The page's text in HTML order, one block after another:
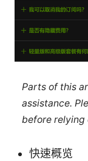
Parts of this
assistance.
before relying
快速概览